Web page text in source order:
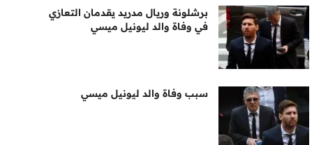
برشلونة وريال مدريد يقدمان التعازي
في وفاة والد ليونيل ميسي
سبب وفاة والد ليونيل ميسي